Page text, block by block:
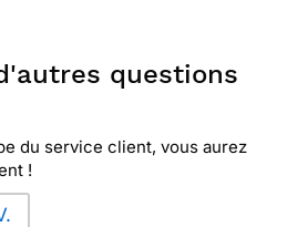
questions
du service client, vous aurez
!